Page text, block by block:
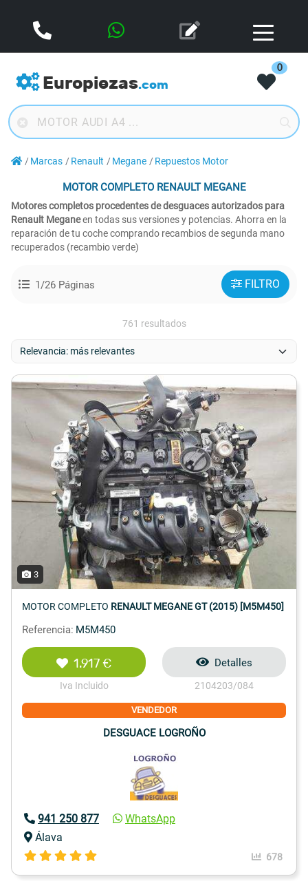
Europiezas.com
0
Marcas Renault Megane Repuestos Motor
MOTOR COMPLETO RENAULT MEGANE
Motores completos procedentes de desguaces autorizados para
Renault Meganeen todas sus versiones y potencias. Ahorra en la
reparación de tu coche comprando recambios de segunda mano
recuperados (recambio verde)
1/26 Páginas FILTRO
761 resultados
3
MOTOR COMPLETO RENAULT MEGANE GT (2015) [M5M450]
Referencia: M5M450
1.917 €
Iva Incluido
Detalles
2104203/084
VENDEDOR
DESGUACE LOGROÑO
941 250 877
WhatsApp
Álava
678